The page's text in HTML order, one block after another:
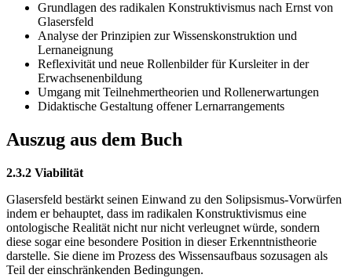
Grundlagen des radikalen Konstruktivismus nach Ernst von
Glasersfeld
Analyse der Prinzipien zur Wissenskonstruktion und
Lernaneignung
Reflexivität und neue Rollenbilder für Kursleiter in der
Erwachsenenbildung
Umgang mit Teilnehmertheorien und Rollenerwartungen
Didaktische Gestaltung offener Lernarrangements
Auszug aus dem Buch
2.3.2 Viabilität
Glasersfeld bestärkt seinen Einwand zu den Solipsismus-Vorwürfen
indem er behauptet, dass im radikalen Konstruktivismus eine
ontologische Realität nicht nur nicht verleugnet würde, sondern
diese sogar eine besondere Position in dieser Erkenntnistheorie
darstelle. Sie diene im Prozess des Wissensaufbaus sozusagen als
Teil der einschränkenden Bedingungen.